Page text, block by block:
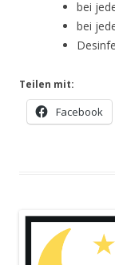
bei
bei
Teilen mit:
Facebook